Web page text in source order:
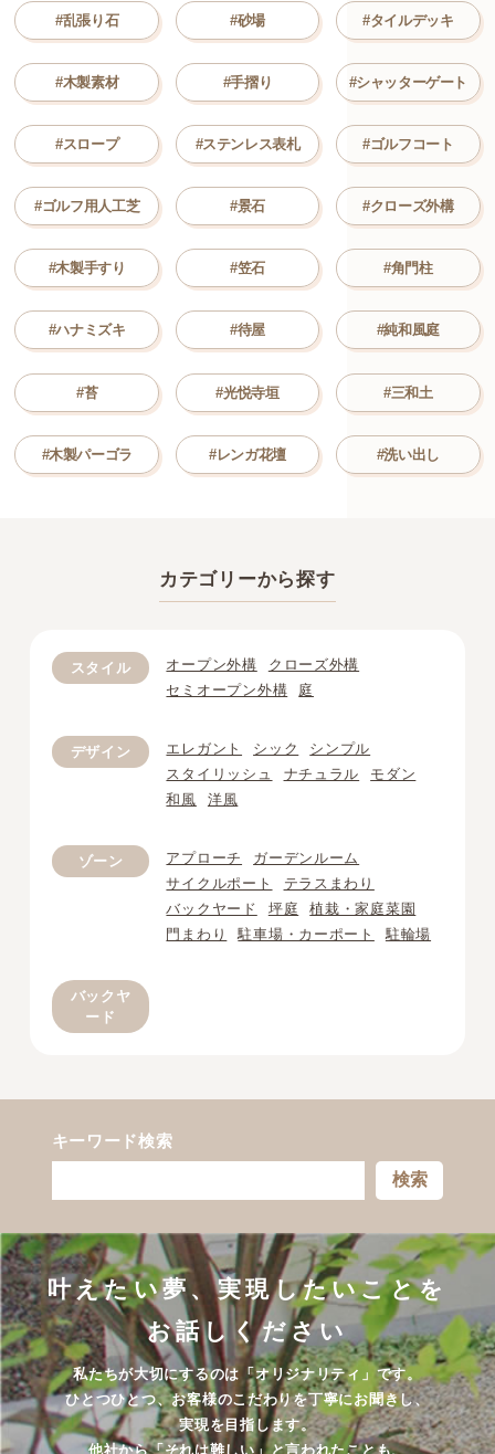
#乱張り石 #砂場 #タイルデッキ
#木製素材 #手摺り #シャッターゲート
#スロープ #ステンレス表札 #ゴルフコート
#ゴルフ用人工芝 #景石 #クローズ外構
#木製手すり #笠石 #角門柱
#ハナミズキ #待屋 #純和風庭
#苔 #光悦寺垣 #三和土
#木製パーゴラ #レンガ花壇 #洗い出し
カテゴリーから探す
スタイル オープン外構
クローズ外構
セミオープン外構
庭
デザイン エレガント シック
シンプル
スタイリッシュ
ナチュラル
モダン
和風
洋風
ゾーン アプローチ
ガーデンルーム
サイクルポート
テラスまわり
バックヤード
坪庭
植栽・家庭菜園
門まわり
駐車場・カーポート 駐輪場
バックヤ
ード
キーワード検索
検索
叶えたい夢、実現したいことを
お話しください
私たちが大切にするのは「オリジナリティ」です。
ひとつひとつ、お客様のこだわりを丁寧にお聞きし、
実現を目指します。
他社から「それは難しい」と言われたことも、